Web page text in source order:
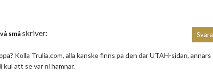
småskriver:
Kolla Trulia.com, alla kanske finns pa den dar UTAH-sidan, annars
kul att se var ni hamnar.
Svara